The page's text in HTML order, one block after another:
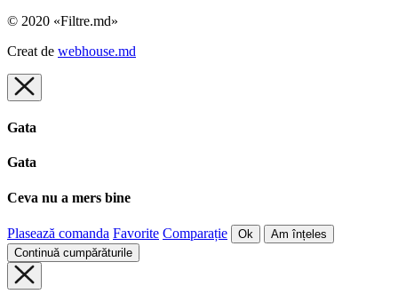
© 2020 «Filtre.md»
Creat de webhouse.md
Gata
Gata
Ceva nu a mers bine
Plasează comanda Favorite Comparație Ok
Am înțeles
Continuă cumpărăturile